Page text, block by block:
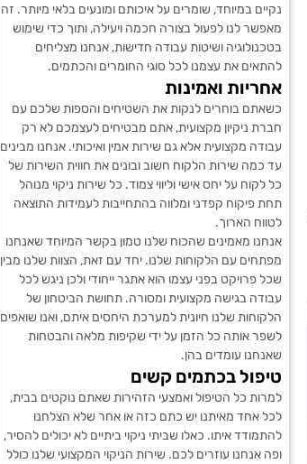
נקיים במיוחד, שומרים על איכותם ומונעים בלאי מיותר. זה
מאפשר לנו לפעול בצורה חכמה ויעילה, ותוך כדי שימוש
בטכנולוגיה ושיטות עבודה חדישות, אנחנו מצליחים
להתאים את עצמנו לכל סוגי החומרים והכתמים.
אחריות ואמינות
כשאתם בוחרים לנקות את השטיחים והספות שלכם עם
חברת ניקיון מקצועית, אתם מבטיחים לעצמכם לא רק
עבודה מקצועית אלא גם שירות אמין ואיכותי. אנחנו מבינים
עד כמה שירות הלקוח חשוב ובונים את חווית השירות של
כל לקוח על יחס אישי וליווי צמוד. כל שירות ניקוי מנוהל
תחת פיקוח קפדני ומלווה בהתחייבות לעמידות התוצאה
לטווח הארוך.
אנחנו מאמינים שהכוח שלנו טמון בקשר המיוחד שאנחנו
מפתחים עם הלקוחות שלנו. יחד עם זאת, הצוות שלנו מבין
שכל פרויקט בפני עצמו הוא אתגר ייחודי ולכן ניגש לכל
עבודה בגישה מקצועית ומסורה. תחושת הביטחון של
הלקוחות שלנו חיונית למערכת היחסים איתם, ואנו שואפים
לשפר אותה כל הזמן על ידי שקיפות מלאה והבטחות
שאנחנו עומדים בהן.
טיפול בכתמים קשים
למרות כל הטיפול ואמצעי הזהירות שאתם נוקטים בבית,
לכל אחד מאיתנו יש כתם כזה או אחר שלא הצלחנו
להתמודד איתו. כאלו שביתי ניקוי ביתיים לא יכולים להסיר,
ופה אנחנו עוזרים לכם. שירות הניקוי המקצועי שלנו כולל